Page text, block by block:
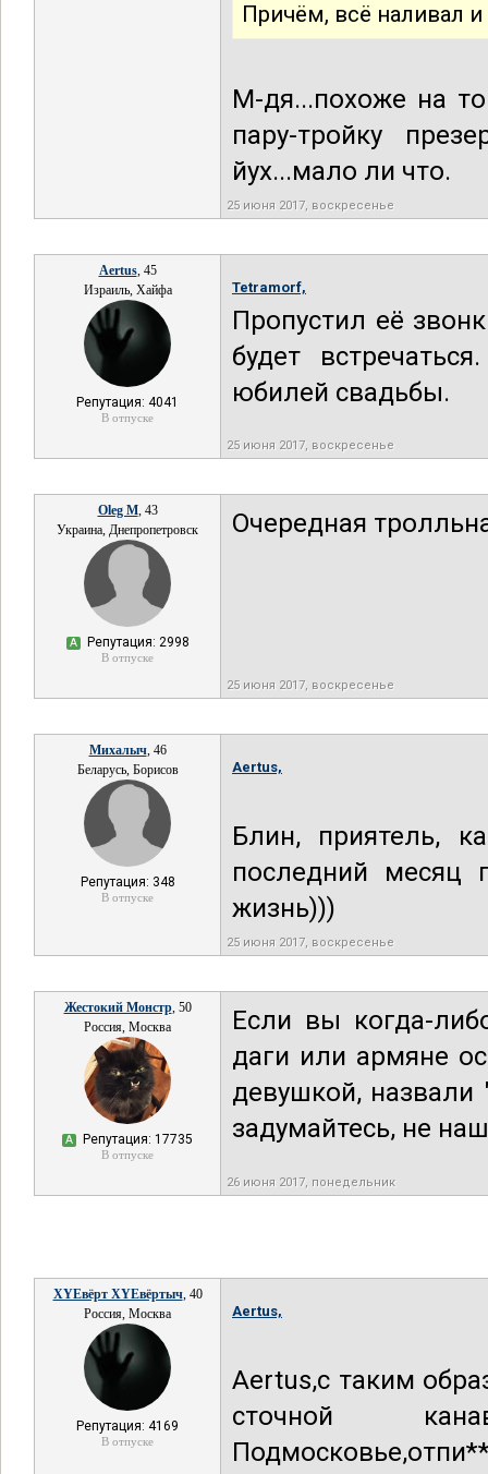
Причём, всё наливал
М-дя...похоже на
пару-тройку
йух...мало ли что.
25 июня 2017, воскресенье
Aertus, 45
Израиль, Хайфа
Репутация: 4041
В отпуске
Tetramorf,
Пропустил её
будет
юбилей свадьбы.
25 июня 2017, воскресенье
Oleg M, 43
Украина, Днепропетровск
А Репутация: 2998
В отпуске
Очередная
25 июня 2017, воскресенье
Михалыч, 46
Беларусь, Борисов
Репутация: 348
В отпуске
Aertus,
Блин, приятель,
последний
жизнь)))
25 июня 2017, воскресенье
Жестокий Монстр, 50
Россия, Москва
А Репутация: 17735
В отпуске
Если вы когда-
даги или армяне
девушкой,
задумайтесь, не
26 июня 2017, понедельник
XYEвёрт XYEвёртыч, 40
Россия, Москва
Репутация: 4169
В отпуске
Aertus,
Aertus,с таким
сточной